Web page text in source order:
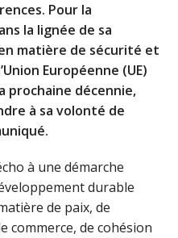
Pour la
la lignée de sa
matière de sécurité et
Européenne (UE)
prochaine décennie,
à sa volonté de
à une démarche
durable
de paix, de
commerce, de cohésion